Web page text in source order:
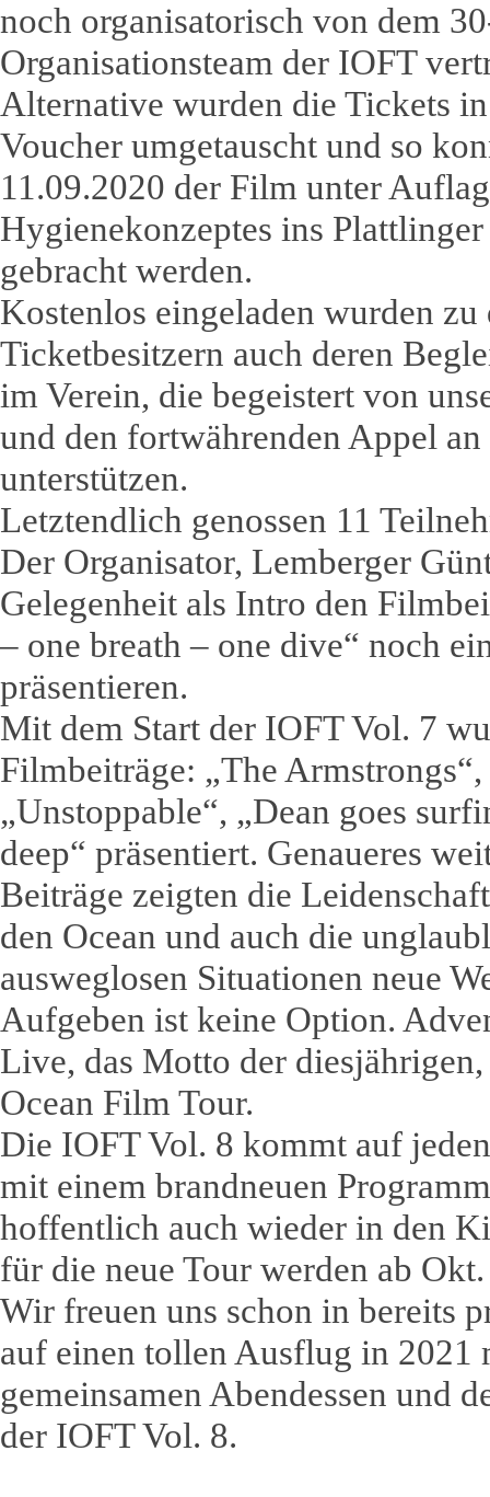
noch organisatorisch von dem
Organisationsteam der IOFT
Alternative wurden die Tickets
Voucher umgetauscht und so
11.09.2020 der Film unter
Hygienekonzeptes ins
gebracht werden.
Kostenlos eingeladen wurden zu
Ticketbesitzern auch deren
im Verein, die begeistert von
und den fortwährenden Appel an
unterstützen.
Letztendlich genossen 11
Der Organisator, Lemberger
Gelegenheit als Intro den
– one breath – one dive“ noch
präsentieren.
Mit dem Start der IOFT Vol. 7
Filmbeiträge: „The
„Unstoppable“, „Dean goes
deep“ präsentiert. Genaueres
Beiträge zeigten die
den Ocean und auch die
ausweglosen Situationen neue
Aufgeben ist keine Option.
Live, das Motto der diesjährigen,
Ocean Film Tour.
Die IOFT Vol. 8 kommt auf
mit einem brandneuen
hoffentlich auch wieder in den
für die neue Tour werden ab
Wir freuen uns schon in bereits
auf einen tollen Ausflug in 2021
gemeinsamen Abendessen und
der IOFT Vol. 8.